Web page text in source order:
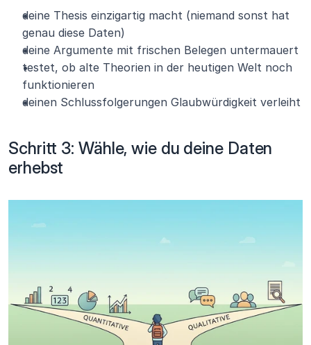
deine Thesis einzigartig macht (niemand sonst hat
genau diese Daten)
deine Argumente mit frischen Belegen untermauert
testet, ob alte Theorien in der heutigen Welt noch
funktionieren
deinen Schlussfolgerungen Glaubwürdigkeit verleiht
Schritt 3: Wähle, wie du deine Daten
erhebst